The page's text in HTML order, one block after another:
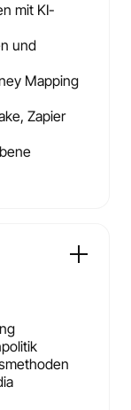
mit KI-
und
Mapping
Zapier